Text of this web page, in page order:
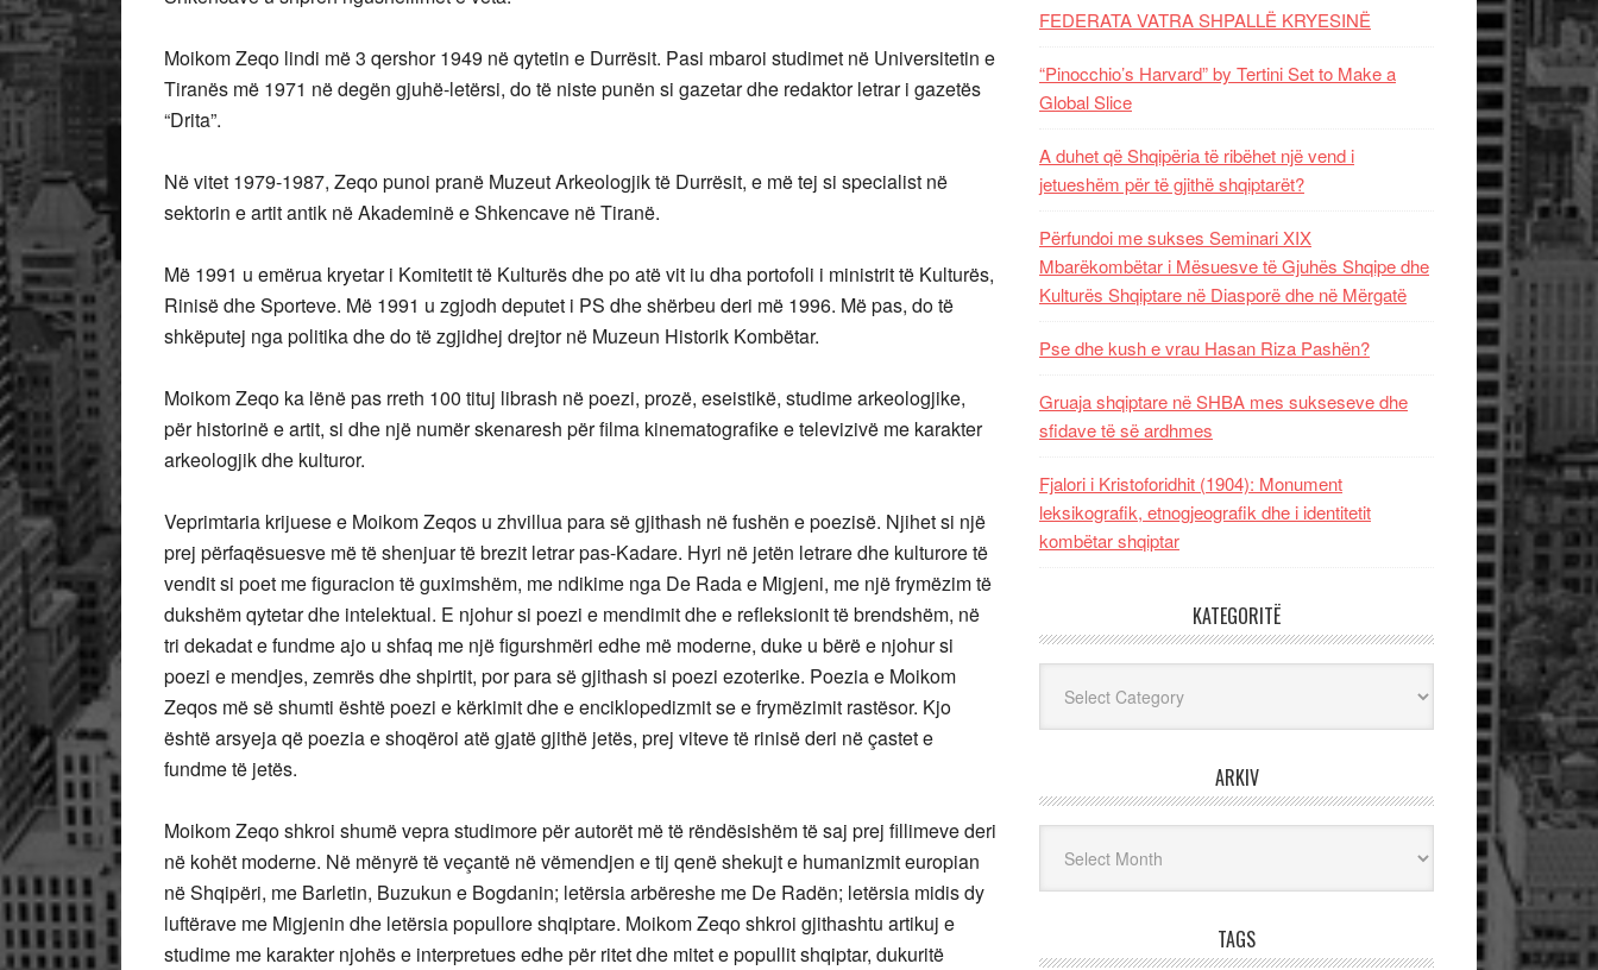
Moikom Zeqo lindi më 3 qershor 1949 në qytetin e Durrësit. Pasi mbaroi studimet në Universitetin e
Tiranës më 1971 në degën gjuhë-letërsi, do të niste punën si gazetar dhe redaktor letrar i gazetës
“Drita”.
Në vitet 1979-1987, Zeqo punoi pranë Muzeut Arkeologjik të Durrësit, e më tej si specialist në
sektorin e artit antik në Akademinë e Shkencave në Tiranë.
Më 1991 u emërua kryetar i Komitetit të Kulturës dhe po atë vit iu dha portofoli i ministrit të Kulturës,
Rinisë dhe Sporteve. Më 1991 u zgjodh deputet i PS dhe shërbeu deri më 1996. Më pas, do të
shkëputej nga politika dhe do të zgjidhej drejtor në Muzeun Historik Kombëtar.
Moikom Zeqo ka lënë pas rreth 100 tituj librash në poezi, prozë, eseistikë, studime arkeologjike,
për historinë e artit, si dhe një numër skenaresh për filma kinematografike e televizivë me karakter
arkeologjik dhe kulturor.
Veprimtaria krijuese e Moikom Zeqos u zhvillua para së gjithash në fushën e poezisë. Njihet si një
prej përfaqësuesve më të shenjuar të brezit letrar pas-Kadare. Hyri në jetën letrare dhe kulturore të
vendit si poet me figuracion të guximshëm, me ndikime nga De Rada e Migjeni, me një frymëzim të
dukshëm qytetar dhe intelektual. E njohur si poezi e mendimit dhe e refleksionit të brendshëm, në
tri dekadat e fundme ajo u shfaq me një figurshmëri edhe më moderne, duke u bërë e njohur si
poezi e mendjes, zemrës dhe shpirtit, por para së gjithash si poezi ezoterike. Poezia e Moikom
Zeqos më së shumti është poezi e kërkimit dhe e enciklopedizmit se e frymëzimit rastësor. Kjo
është arsyeja që poezia e shoqëroi atë gjatë gjithë jetës, prej viteve të rinisë deri në çastet e
fundme të jetës.
Moikom Zeqo shkroi shumë vepra studimore për autorët më të rëndësishëm të saj prej fillimeve deri
në kohët moderne. Në mënyrë të veçantë në vëmendjen e tij qenë shekujt e humanizmit europian
në Shqipëri, me Barletin, Buzukun e Bogdanin; letërsia arbëreshe me De Radën; letërsia midis dy
luftërave me Migjenin dhe letërsia popullore shqiptare. Moikom Zeqo shkroi gjithashtu artikuj e
studime me karakter njohës e interpretues edhe për ritet dhe mitet e popullit shqiptar, dukuritë
FEDERATA VATRA SHPALLË KRYESINË
“Pinocchio’s Harvard” by Tertini Set to Make a
Global Slice
A duhet që Shqipëria të ribëhet një vend i
jetueshëm për të gjithë shqiptarët?
Përfundoi me sukses Seminari XIX
Mbarëkombëtar i Mësuesve të Gjuhës Shqipe dhe
Kulturës Shqiptare në Diasporë dhe në Mërgatë
Pse dhe kush e vrau Hasan Riza Pashën?
Gruaja shqiptare në SHBA mes sukseseve dhe
sfidave të së ardhmes
Fjalori i Kristoforidhit (1904): Monument
leksikografik, etnogjeografik dhe i identitetit
kombëtar shqiptar
KATEGORITË
ARKIV
TAGS